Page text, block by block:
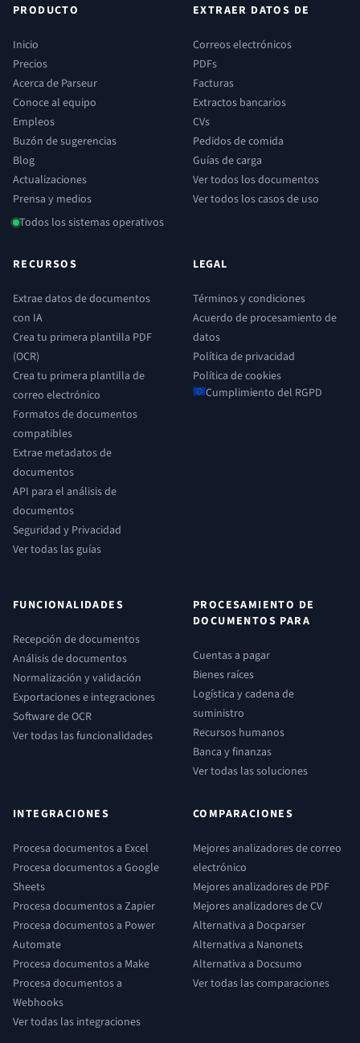
PRODUCTO
Inicio
Precios
Acerca de Parseur
Conoce al equipo
Empleos
Buzón de sugerencias
Blog
Actualizaciones
Prensa y medios
Todos los sistemas operativos
EXTRAER DATOS DE
Correos electrónicos
PDFs
Facturas
Extractos bancarios
CVs
Pedidos de comida
Guías de carga
Ver todos los documentos
Ver todos los casos de uso
RECURSOS
Extrae datos de documentos
con IA
Crea tu primera plantilla PDF
(OCR)
Crea tu primera plantilla de
correo electrónico
Formatos de documentos
compatibles
Extrae metadatos de
documentos
API para el análisis de
documentos
Seguridad y Privacidad
Ver todas las guías
LEGAL
Términos y condiciones
Acuerdo de procesamiento de
datos
Política de privacidad
Política de cookies
Cumplimiento del RGPD
FUNCIONALIDADES
Recepción de documentos
Análisis de documentos
Normalización y validación
Exportaciones e integraciones
Software de OCR
Ver todas las funcionalidades
PROCESAMIENTO DE
DOCUMENTOS PARA
Cuentas a pagar
Bienes raíces
Logística y cadena de
suministro
Recursos humanos
Banca y finanzas
Ver todas las soluciones
INTEGRACIONES
Procesa documentos a Excel
Procesa documentos a Google
Sheets
Procesa documentos a Zapier
Procesa documentos a Power
Automate
Procesa documentos a Make
Procesa documentos a
Webhooks
Ver todas las integraciones
COMPARACIONES
Mejores analizadores de correo
electrónico
Mejores analizadores de PDF
Mejores analizadores de CV
Alternativa a Docparser
Alternativa a Nanonets
Alternativa a Docsumo
Ver todas las comparaciones